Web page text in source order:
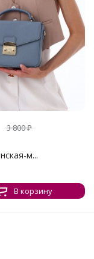
3 800₽
м...
В корзину